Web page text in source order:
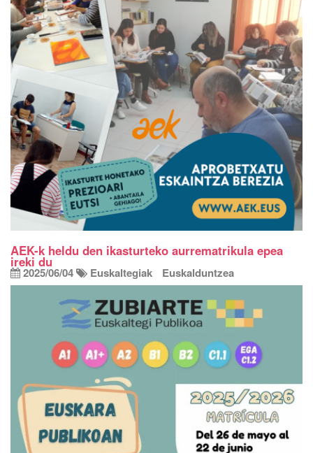
AEK-k heldu den ikasturteko aurrematrikula epea
ireki du
2025/06/04 Euskaltegiak Euskalduntzea